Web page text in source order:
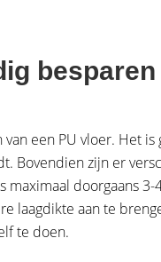
besparen
een PU vloer. Het is
Bovendien zijn er
maximaal doorgaans
laagdikte aan te
te doen.